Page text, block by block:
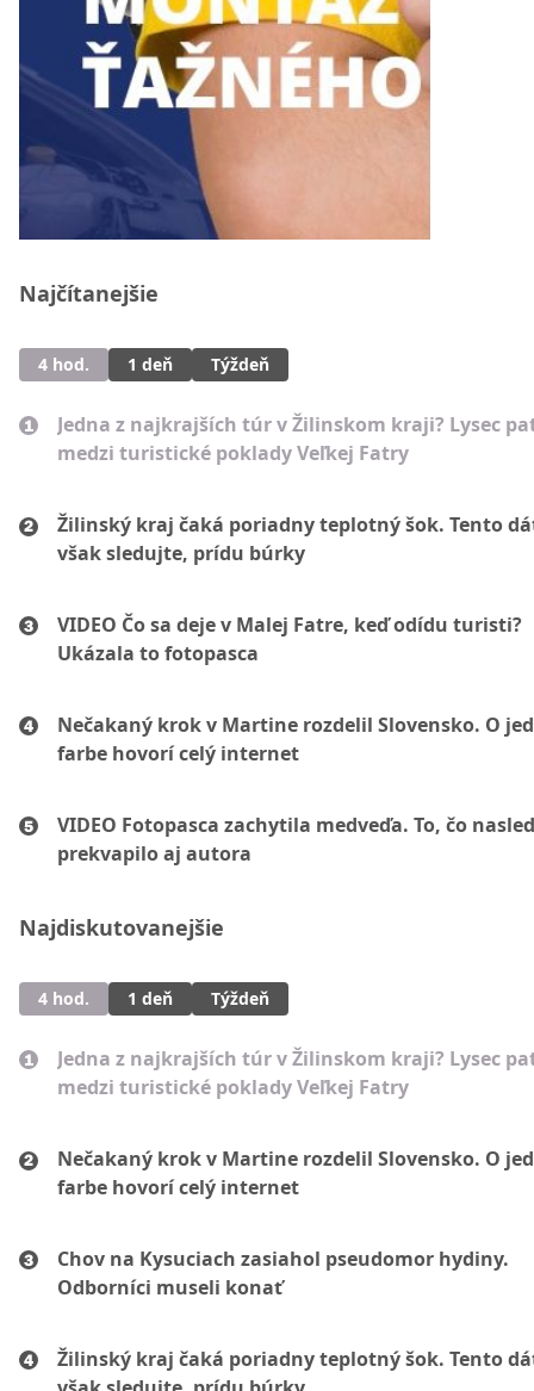
Najčítanejšie
4 hod. 1 deň Týždeň
Jedna z najkrajších túr v Žilinskom kraji? Lysec
medzi turistické poklady Veľkej Fatry
Žilinský kraj čaká poriadny teplotný šok. Tento
však sledujte, prídu búrky
VIDEO Čo sa deje v Malej Fatre, keď odídu turisti?
Ukázala to fotopasca
Nečakaný krok v Martine rozdelil Slovensko. O
farbe hovorí celý internet
VIDEO Fotopasca zachytila medveďa. To, čo
prekvapilo aj autora
Najdiskutovanejšie
4 hod. 1 deň Týždeň
Jedna z najkrajších túr v Žilinskom kraji? Lysec
medzi turistické poklady Veľkej Fatry
Nečakaný krok v Martine rozdelil Slovensko. O
farbe hovorí celý internet
Chov na Kysuciach zasiahol pseudomor hydiny.
Odborníci museli konať
Žilinský kraj čaká poriadny teplotný šok. Tento